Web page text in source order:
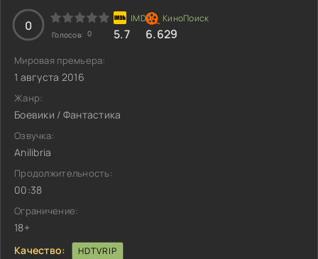
0
Голосов: 0 5.7 6.629
Мировая премьера:
1 августа 2016
Жанр:
Боевики / Фантастика
Озвучка:
Anilibria
Продолжительность:
00:38
Ограничение:
18+
Качество:
HDTVRIP